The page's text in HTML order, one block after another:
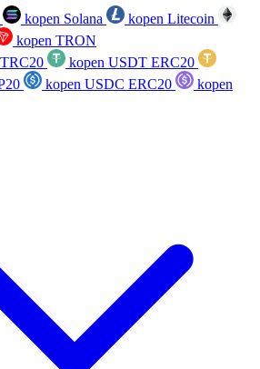
kopen Solana
kopen Litecoin
kopen TRON
kopen USDT ERC20
kopen USDC ERC20
kopen